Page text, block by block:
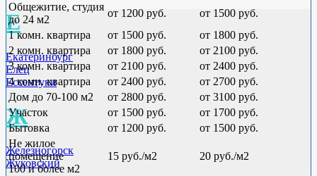
Е
Екатеринбург
Елец
Ессентуки
Ж
Железногорск
Жуковский
Общежитие, студия
до 24 м2
от 1200 руб.
от 1500 руб.
1 комн. квартира
от 1500 руб.
от 1800 руб.
2 комн. квартира
от 1800 руб.
от 2100 руб.
3 комн. квартира
от 2100 руб.
от 2400 руб.
4 комн. квартира
от 2400 руб.
от 2700 руб.
Дом до 70-100 м2
от 2800 руб.
от 3100 руб.
Участок
от 1500 руб.
от 1700 руб.
Бытовка
от 1200 руб.
от 1500 руб.
Не жилое
помещение
100 и более м2
15 руб./м2 20 руб./м2